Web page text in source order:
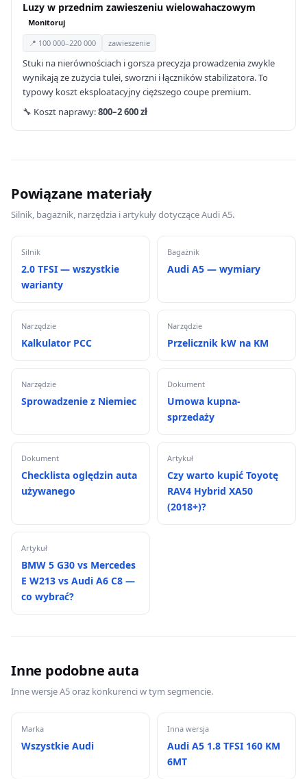
Luzy w przednim zawieszeniu wielowahaczowym
Monitoruj
📍 100 000–220 000
zawieszenie
Stuki na nierównościach i gorsza precyzja prowadzenia zwykle
wynikają ze zużycia tulei, sworzni i łączników stabilizatora. To
typowy koszt eksploatacyjny cięższego coupe premium.
🔧 Koszt naprawy:800–2 600 zł
Powiązane materiały
Silnik, bagażnik, narzędzia i artykuły dotyczące Audi A5.
Silnik
2.0 TFSI — wszystkie
warianty
Bagażnik
Audi A5 — wymiary
Narzędzie
Kalkulator PCC
Narzędzie
Przelicznik kW na KM
Narzędzie
Sprowadzenie z Niemiec
Dokument
Umowa kupna-
sprzedaży
Dokument
Checklista oględzin auta
używanego
Artykuł
Czy warto kupić Toyotę
RAV4 Hybrid XA50
(2018+)?
Artykuł
BMW 5 G30 vs Mercedes
E W213 vs Audi A6 C8 —
co wybrać?
Inne podobne auta
Inne wersje A5 oraz konkurenci w tym segmencie.
Marka
Wszystkie Audi
Inna wersja
Audi A5 1.8 TFSI 160 KM
6MT